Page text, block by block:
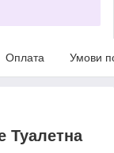
Оплата Умови
Туалетна